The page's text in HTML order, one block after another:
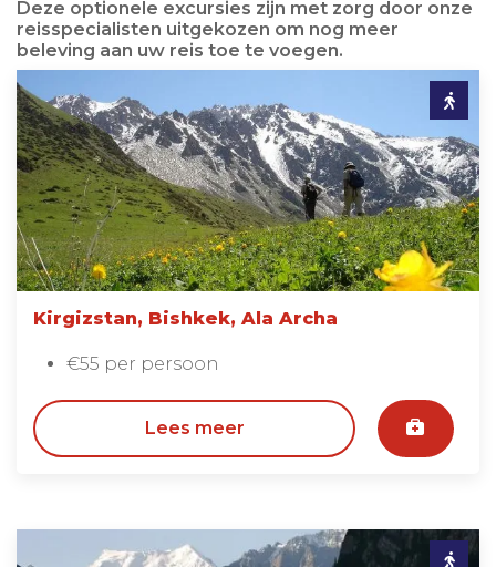
Deze optionele excursies zijn met zorg door onze
reisspecialisten uitgekozen om nog meer
beleving aan uw reis toe te voegen.
Kirgizstan, Bishkek, Ala Archa
€55 per persoon
Lees meer